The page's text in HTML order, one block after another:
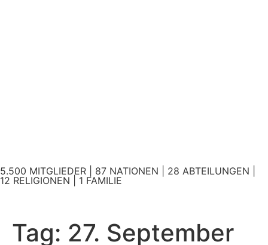
5.500 MITGLIEDER | 87 NATIONEN | 28 ABTEILUNGEN |
12 RELIGIONEN | 1 FAMILIE
Tag: 27. September